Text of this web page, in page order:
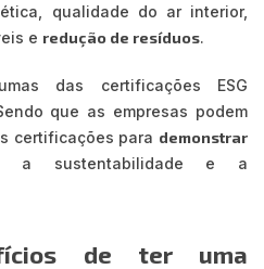
qualidade do ar interior,
e redução de resíduos.
das certificações ESG
que as empresas podem
certificações para demonstrar
sustentabilidade e a
de ter uma